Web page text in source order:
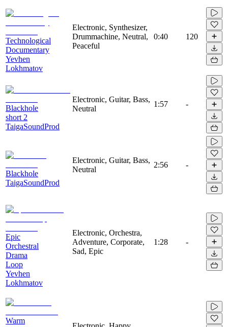
Technological
Documentary
Yevhen
Lokhmatov
Electronic, Synthesizer,
Drummachine, Neutral,
Peaceful
0:40 120
Blackhole
short 2
TaigaSoundProd
Electronic, Guitar, Bass,
Neutral
1:57 -
Blackhole
TaigaSoundProd
Electronic, Guitar, Bass,
Neutral
2:56 -
Epic
Orchestral
Drama
Loop
Yevhen
Lokhmatov
Electronic, Orchestra,
Adventure, Corporate,
Sad, Epic
1:28 -
Warm